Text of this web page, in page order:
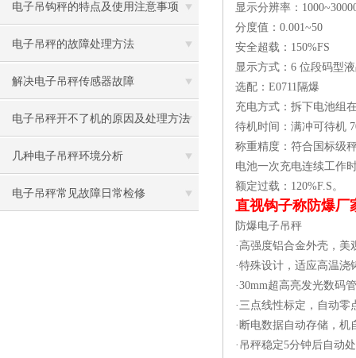
电子吊钩秤的特点及使用注意事项
电子吊秤的故障处理方法
解决电子吊秤传感器故障
电子吊秤开不了机的原因及处理方法
几种电子吊秤环境分析
电子吊秤常见故障日常检修
显示分辨率：
分度值：0.001~50
安全超载：150%FS
显示方式：6 位段码型
选配：E0711隔爆
充电方式：拆下电池组
待机时间：满冲可待机
称重精度：符合国标级
电池一次充电连续工作
额定过载：120%F.S。
直视钩子称防爆厂
防爆电子吊秤
·高强度铝合金外壳，美
·特殊设计，适应高温
·30mm超高亮发光数码
·三点线性标定，自动
·断电数据自动存储，机
·吊秤稳定5分钟后自动